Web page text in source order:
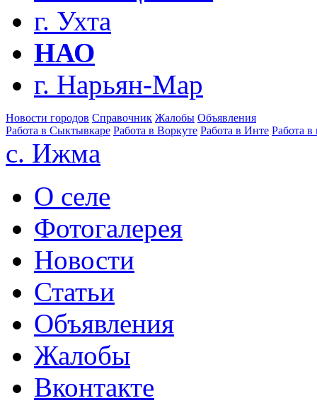
г. Ухта
НАО
г. Нарьян-Мар
Новости городов Справочник Жалобы Объявления
Работа в Сыктывкаре Работа в Воркуте Работа в Инте Работа в
с. Ижма
О селе
Фотогалерея
Новости
Статьи
Объявления
Жалобы
Вконтакте